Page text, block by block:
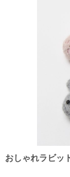
おしゃれラビッ